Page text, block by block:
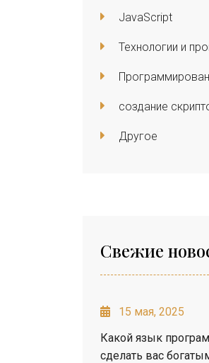
JavaScript
Технологии и
создание
Другое
Свежие
15 мая, 2025
Какой язык
сделать вас